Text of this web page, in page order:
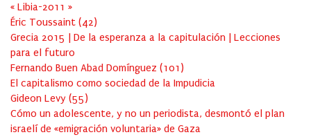
« Libia-2011 »
Éric Toussaint (42)
Grecia 2015 | De la esperanza a la capitulación | Lecciones
para el futuro
Fernando Buen Abad Domínguez (101 )
El capitalismo como sociedad de la Impudicia
Gideon Levy (55)
Cómo un adolescente, y no un periodista, desmontó el plan
israelí de «emigración voluntaria» de Gaza